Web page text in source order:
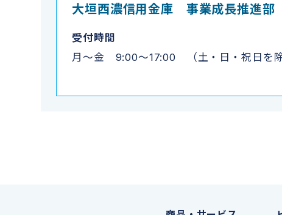
大垣西濃信用金庫 事業成長推進部
受付時間
月～金 9:00～17:00 （土・日・祝日を除